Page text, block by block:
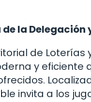
la
de
y eficiente
invita a los